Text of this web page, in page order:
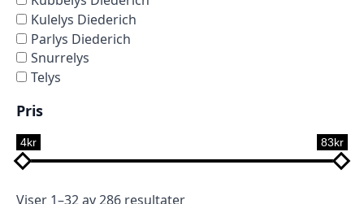
Kulelys Diederich
Parlys Diederich
Snurrelys
Telys
Pris
4kr 83kr
Viser 1–32 av 286 resultater